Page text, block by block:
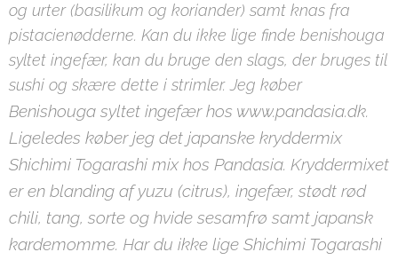
og urter (basilikum og koriander) samt knas fra
pistacienødderne. Kan du ikke lige finde benishouga
syltet ingefær, kan du bruge den slags, der bruges til
sushi og skære dette i strimler. Jeg køber
Benishouga syltet ingefærhos www.pandasia.dk.
Ligeledes køber jeg det japanske kryddermix
Shichimi Togarashi mix hos Pandasia. Kryddermixet
er en blanding af yuzu (citrus), ingefær, stødt rød
chili, tang, sorte og hvide sesamfrø samt japansk
kardemomme. Har du ikke lige Shichimi Togarashi